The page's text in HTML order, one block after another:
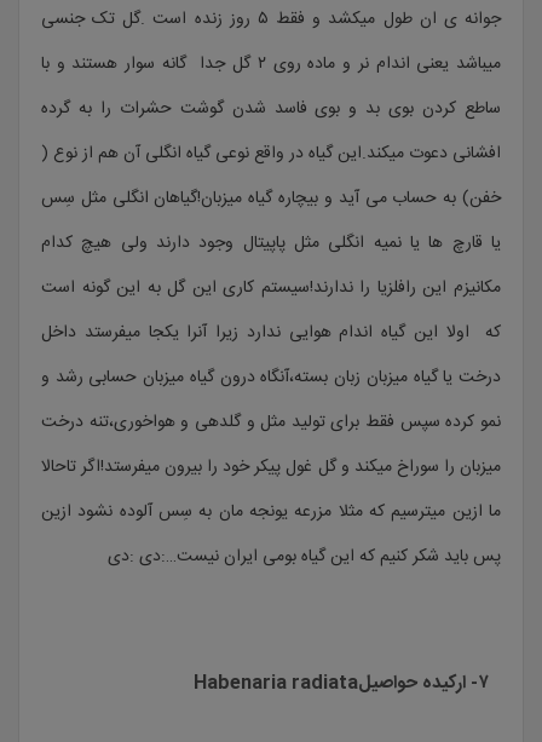
جوانه ی ان طول میکشد و فقط ۵ روز زنده است .گل تک جنسی
میباشد یعنی اندام نر و ماده روی ۲ گل جدا گانه سوار هستند و با
ساطع کردن بوی بد و بوی فاسد شدن گوشت حشرات را به گرده
افشانی دعوت میکند.این گیاه در واقع نوعی گیاه انگلی آن هم از نوع (
خفن) به حساب می آید و بیچاره گیاه میزبان!گیاهان انگلی مثل سِس
یا قارچ ها یا نمیه انگلی مثل پاپیتال وجود دارند ولی هیچ کدام
مکانیزم این رافلزیا را ندارند!سیستم کاری این گل به این گونه است
که اولا این گیاه اندام هوایی ندارد زیرا آنرا یکجا میفرستد داخل
درخت یا گیاه میزبان زبان بسته،آنگاه درون گیاه میزبان حسابی رشد و
نمو کرده سپس فقط برای تولید مثل و گلدهی و هواخوری،تنه درخت
میزبان را سوراخ میکند و گل غول پیکر خود را بیرون میفرستد!اگر تاحالا
ما ازین میترسیم که مثلا مزرعه یونجه مان به سِس آلوده نشود ازین
پس باید شکر کنیم که این گیاه بومی ایران نیست…:دی :دی
۷- ارکیده حواصیلHabenaria radiata